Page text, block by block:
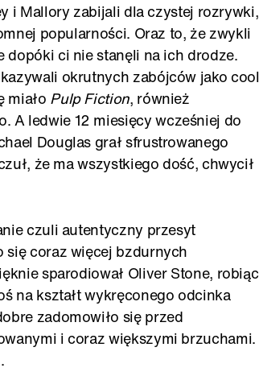
i Mallory zabijali dla czystej rozrywki,
popularności. Oraz to, że zwykli
ci nie stanęli na ich drodze.
okrutnych zabójców jako cool
miało Pulp Fiction, również
A ledwie 12 miesięcy wcześniej do
Douglas grał sfrustrowanego
że ma wszystkiego dość, chwycił
czuli autentyczny przesyt
się coraz więcej bzdurnych
sparodiował Oliver Stone, robiąc
na kształt wykręconego odcinka
zadomowiło się przed
i coraz większymi brzuchami.